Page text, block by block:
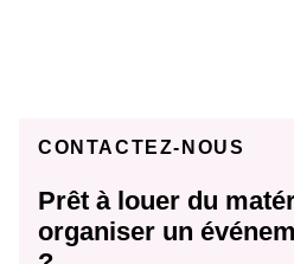
CONTACTEZ-NOUS
Prêt à louer du
organiser un